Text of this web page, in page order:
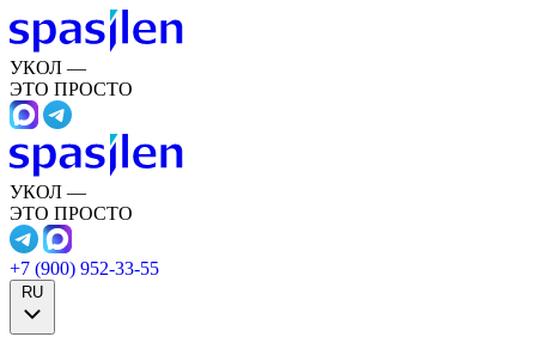
УКОЛ —
ЭТО ПРОСТО
УКОЛ —
ЭТО ПРОСТО
+7 (900) 952-33-55
RU